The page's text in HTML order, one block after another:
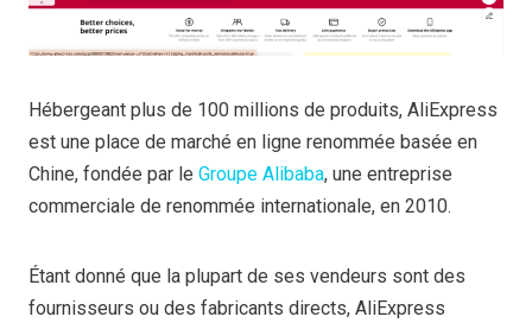
Hébergeant plus de 100 millions de produits, AliExpress
est une place de marché en ligne renommée basée en
Chine, fondée par le Groupe Alibaba, une entreprise
commerciale de renommée internationale, en 2010.
Étant donné que la plupart de ses vendeurs sont des
fournisseurs ou des fabricants directs, AliExpress